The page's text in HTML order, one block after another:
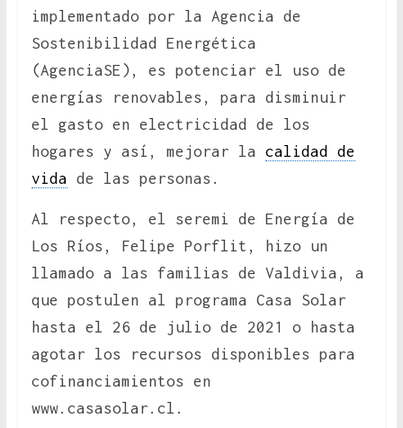
implementado por la Agencia de
Sostenibilidad Energética
(AgenciaSE), es potenciar el uso de
energías renovables, para disminuir
el gasto en electricidad de los
hogares y así, mejorar la calidad de
vida de las personas.
Al respecto, el seremi de Energía de
Los Ríos, Felipe Porflit, hizo un
llamado a las familias de Valdivia, a
que postulen al programa Casa Solar
hasta el 26 de julio de 2021 o hasta
agotar los recursos disponibles para
cofinanciamientos en
www.casasolar.cl.